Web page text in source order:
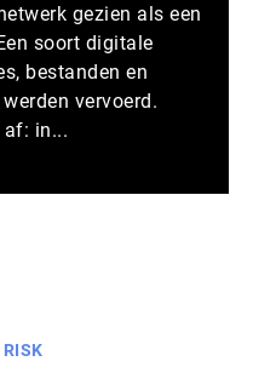
gezien als een
soort digitale
bestanden en
vervoerd.
af: in...